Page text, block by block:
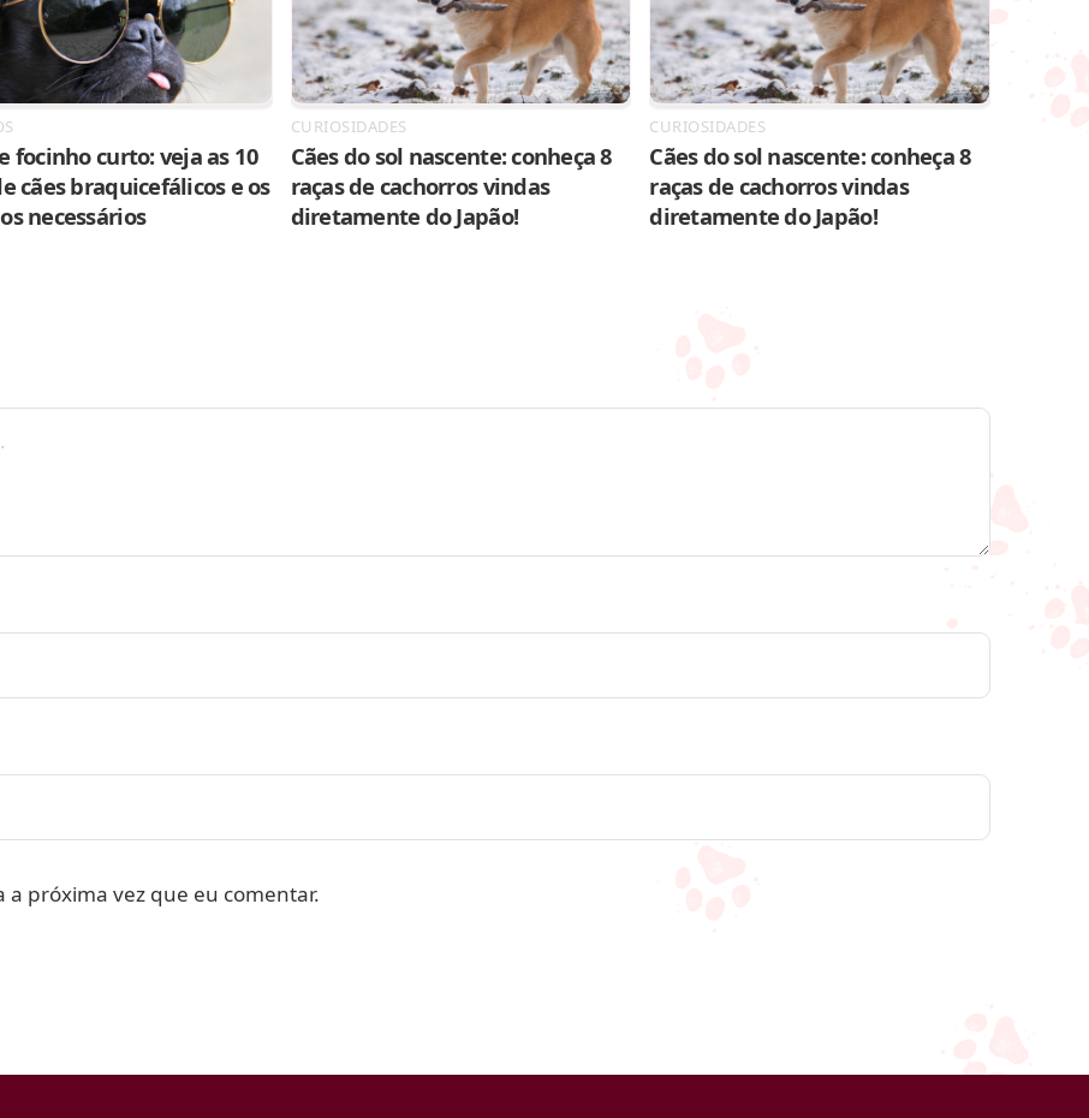
focinho curto: veja as 10
cães braquicefálicos e os
necessários
CURIOSIDADES
Cães do sol nascente: conheça 8
raças de cachorros vindas
diretamente do Japão!
CURIOSIDADES
Cães do sol nascente: conheça 8
raças de cachorros vindas
diretamente do Japão!
próxima vez que eu comentar.